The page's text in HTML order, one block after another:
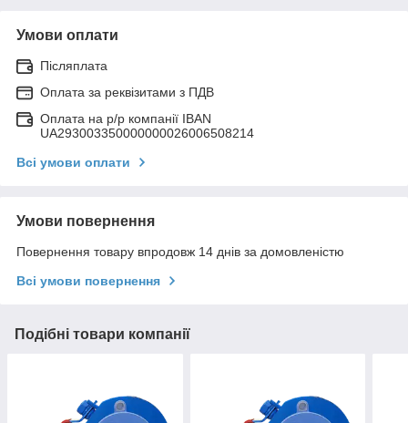
Умови оплати
Післяплата
Оплата за реквізитами з ПДВ
Оплата на р/р компанії IBAN
UA293003350000000026006508214
Всі умови оплати
Умови повернення
Повернення товару впродовж 14 днів за домовленістю
Всі умови повернення
Подібні товари компанії